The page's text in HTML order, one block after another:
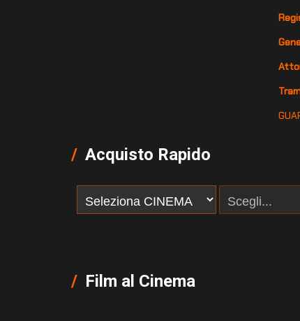
Acquisto Rapido
Film al Cinema